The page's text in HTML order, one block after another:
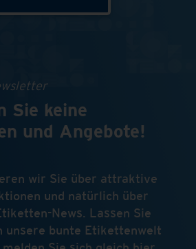
Sie keine
und Angebote!
wir Sie über attraktive
und natürlich über
News. Lassen Sie
unsere bunte Etikettenwelt